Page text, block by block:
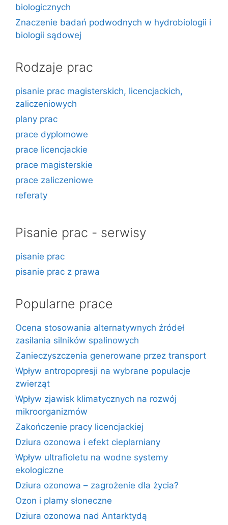
biologicznych
Znaczenie badań podwodnych w hydrobiologii i
biologii sądowej
Rodzaje prac
pisanie prac magisterskich, licencjackich,
zaliczeniowych
plany prac
prace dyplomowe
prace licencjackie
prace magisterskie
prace zaliczeniowe
referaty
Pisanie prac - serwisy
pisanie prac
pisanie prac z prawa
Popularne prace
Ocena stosowania alternatywnych źródeł
zasilania silników spalinowych
Zanieczyszczenia generowane przez transport
Wpływ antropopresji na wybrane populacje
zwierząt
Wpływ zjawisk klimatycznych na rozwój
mikroorganizmów
Zakończenie pracy licencjackiej
Dziura ozonowa i efekt cieplarniany
Wpływ ultrafioletu na wodne systemy
ekologiczne
Dziura ozonowa – zagrożenie dla życia?
Ozon i plamy słoneczne
Dziura ozonowa nad Antarktydą